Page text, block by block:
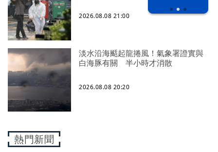
2026.08.08 21:00
淡水沿海颳起龍捲風！氣象署證實與
白海豚有關 半小時才消散
2026.08.08 20:20
熱門新聞